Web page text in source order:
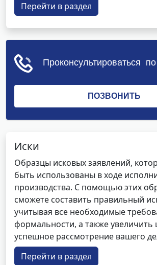
Перейти в раздел
Иски
Образцы исковых заявлений,
быть использованы в ходе
производства. С помощью этих
сможете составить правильный
учитывая все необходимые
формальности, а также
успешное рассмотрение вашего
Перейти в раздел